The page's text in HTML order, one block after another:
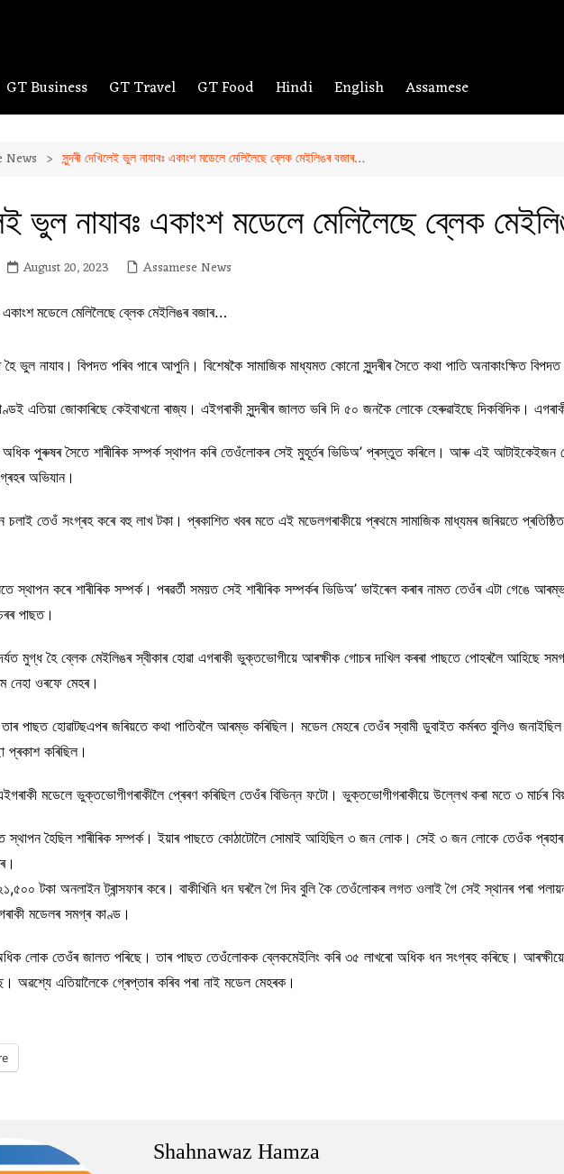
GT Business GT Travel GT Food Hindi English Assamese
News সুন্দৰী দেখিলেই ভুল নাযাবঃ একাংশ মডেলে মেলিলৈছে ব্লেক মেইলিঙৰ বজাৰ…
ভুল নাযাবঃ একাংশ মডেলে মেলিলৈছে ব্লেক
August 20, 2023 Assamese News
হৈ ভুল নাযাব। বিপদত পৰিব পাৰে আপুনি। বিশেষকৈ সামাজিক মাধ্যমত কোনো সুন্দৰীৰ সৈতে কথা পাতি অনাকাংক্ষিত
এতিয়া জোকাৰিছে কেইবাখনো ৰাজ্য। এইগৰাকী সুন্দৰীৰ জালত ভৰি দি ৫০ জনকৈ লোকে হেৰুৱাইছে দিকবিদিক।
পুৰুষৰ সৈতে শাৰীৰিক সম্পৰ্ক স্থাপন কৰি তেওঁলোকৰ সেই মুহূৰ্তৰ ভিডিঅ’ প্ৰস্তুত কৰিলে। আৰু এই আটাইকেইজন
অভিযান।
চলাই তেওঁ সংগ্ৰহ কৰে বহু লাখ টকা। প্ৰকাশিত খবৰ মতে এই মডেলগৰাকীয়ে প্ৰথমে সামাজিক মাধ্যমৰ জৰিয়তে
স্থাপন কৰে শাৰীৰিক সম্পৰ্ক। পৰৱৰ্তী সময়ত সেই শাৰীৰিক সম্পৰ্কৰ ভিডিঅ’ ভাইৰেল কৰাৰ নামত তেওঁৰ এটা গেঙে
পাছত।
মুগ্ধ হৈ ব্লেক মেইলিঙৰ স্বীকাৰ হোৱা এগৰাকী ভুক্তভোগীয়ে আৰক্ষীক গোচৰ দাখিল কৰৰা পাছতে পোহৰলৈ
নেহা ওৰফে মেহৰ।
পাছত হোৱাটছএপৰ জৰিয়তে কথা পাতিবলৈ আৰম্ভ কৰিছিল। মডেল মেহৰে তেওঁৰ স্বামী ডুবাইত কৰ্মৰত বুলিও
প্ৰকাশ কৰিছিল।
মডেলে ভুক্তভোগীগৰাকীলৈ প্ৰেৰণ কৰিছিল তেওঁৰ বিভিন্ন ফটো। ভুক্তভোগীগৰাকীয়ে উল্লেখ কৰা মতে ৩
স্থাপন হৈছিল শাৰীৰিক সম্পৰ্ক। ইয়াৰ পাছতে কোঠাটোলৈ সোমাই আহিছিল ৩ জন লোক। সেই ৩ জন লোকে তেওঁক
টকা অনলাইন ট্ৰান্সফাৰ কৰে। বাকীখিনি ধন ঘৰলৈ গৈ দিব বুলি কৈ তেওঁলোকৰ লগত ওলাই গৈ সেই স্থানৰ পৰা
মডেলৰ সমগ্ৰ কাণ্ড।
লোক তেওঁৰ জালত পৰিছে। তাৰ পাছত তেওঁলোকক ব্লেকমেইলিং কৰি ৩৫ লাখৰো অধিক ধন সংগ্ৰহ কৰিছে।
অৱশ্যে এতিয়ালৈকে গ্ৰেপ্তাৰ কৰিব পৰা নাই মডেল মেহৰক।
Shahnawaz Hamza